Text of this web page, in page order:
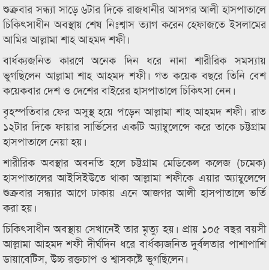
শুক্রবার সন্ধ্যা সাড়ে ৬টার দিকে রাজধানীর আসগর আলী হাসপাতালে
চিকিৎসাধীন অবস্থায় শেষ নিঃশ্বাস ত্যাগ করেন হেফাজতে ইসলামের
আমির আল্লামা শাহ আহমদ শফী।
বার্ধক্যজনিত কারণে অনেক দিন ধরে নানা শারীরিক সমস্যায়
ভুগছিলেন আল্লামা শাহ আহমদ শফী। গত কয়েক বছরে তিনি বেশ
কয়েকবার দেশ ও দেশের বাইরের হাসপাতালে চিকিৎসা নেন।
বৃহস্পতিবার ফের অসুস্থ হয়ে পড়েন আল্লামা শাহ আহমদ শফী। রাত
১২টার দিকে ফায়ার সার্ভিসের একটি অ্যাম্বুলেন্সে করে তাকে চট্টগ্রাম
হাসপাতালে নেয়া হয়।
শারীরিক অবস্থার অবনতি হলে চট্টগ্রাম মেডিকেল কলেজ (চমেক)
হাসপাতালের আইসিইউতে থাকা আল্লামা শফীকে এয়ার অ্যাম্বুলেন্সে
শুক্রবার সন্ধ্যার আগে ঢাকায় এনে আজগর আলী হাসপাতালে ভর্তি
করা হয়।
চিকিৎসাধীন অবস্থায় সেখানেই তার মৃত্যু হয়। প্রায় ১০৫ বছর বয়সী
আল্লামা আহমদ শফী দীর্ঘদিন ধরে বার্ধক্যজনিত দুর্বলতার পাশাপাশি
ডায়াবেটিস, উচ্চ রক্তচাপ ও শ্বাসকষ্টে ভুগছিলেন।